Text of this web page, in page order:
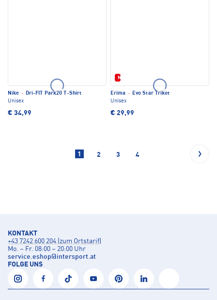
Nike · Dri-FIT Park20 T-Shirt
Unisex
€ 34,99
Neu
Erima · Evo Star Trikot
Unisex
€ 29,99
1 2 3 4
KONTAKT
+43 7242 600 204 (zum Ortstarif)
Mo. – Fr. 08:00 – 20:00 Uhr
service.eshop@intersport.at
FOLGE UNS